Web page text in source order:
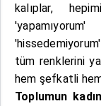
kalıplar,
tüm renklerini
hem şefkatli
Toplumun